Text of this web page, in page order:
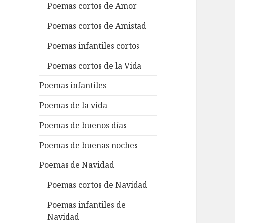
Poemas cortos de Amor
Poemas cortos de Amistad
Poemas infantiles cortos
Poemas cortos de la Vida
Poemas infantiles
Poemas de la vida
Poemas de buenos días
Poemas de buenas noches
Poemas de Navidad
Poemas cortos de Navidad
Poemas infantiles de
Navidad